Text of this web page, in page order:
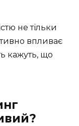
не тільки
впливає
кажуть, що